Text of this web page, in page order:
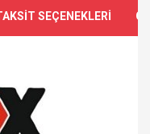
SEÇENEKLERİ